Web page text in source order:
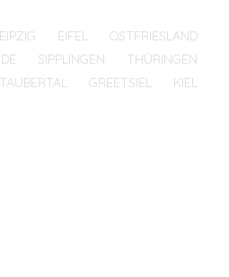
EIFEL
OSTFRIESLAND
SIPPLINGEN
THÜRINGEN
TAUBERTAL GREETSIEL KIEL